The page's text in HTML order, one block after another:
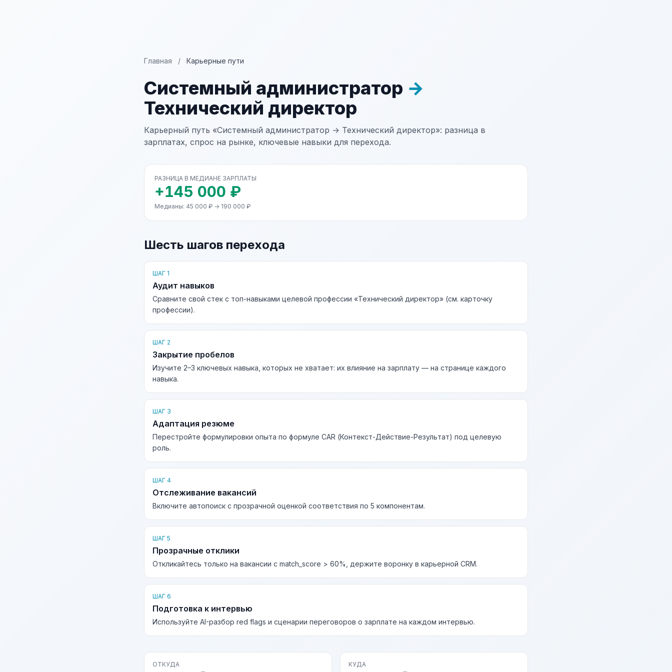
Главная / Карьерные пути
Системный администратор →
Технический директор
Карьерный путь «Системный администратор → Технический директор»: разница в
зарплатах, спрос на рынке, ключевые навыки для перехода.
РАЗНИЦА В МЕДИАНЕ ЗАРПЛАТЫ
+145 000 ₽
Медианы: 45 000 ₽ → 190 000 ₽
Шесть шагов перехода
ШАГ 1
Аудит навыков
Сравните свой стек с топ-навыками целевой профессии «Технический директор» (см. карточку
профессии).
ШАГ 2
Закрытие пробелов
Изучите 2–3 ключевых навыка, которых не хватает: их влияние на зарплату — на странице каждого
навыка.
ШАГ 3
Адаптация резюме
Перестройте формулировки опыта по формуле CAR (Контекст-Действие-Результат) под целевую
роль.
ШАГ 4
Отслеживание вакансий
Включите автопоиск с прозрачной оценкой соответствия по 5 компонентам.
ШАГ 5
Прозрачные отклики
Откликайтесь только на вакансии с match_score > 60%, держите воронку в карьерной CRM.
ШАГ 6
Подготовка к интервью
Используйте AI-разбор red flags и сценарии переговоров о зарплате на каждом интервью.
ОТКУДА КУДА